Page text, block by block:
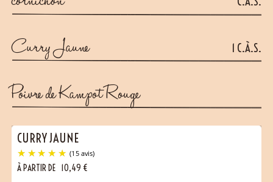
Curry Jaune 1 C.À.S.
Poivre de Kampot Rouge
CURRY JAUNE
À PARTIR DE 10,49 €